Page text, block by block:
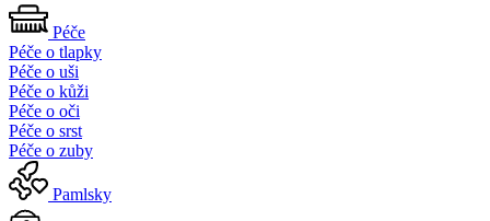
Péče
Péče o tlapky
Péče o uši
Péče o kůži
Péče o oči
Péče o srst
Péče o zuby
Pamlsky